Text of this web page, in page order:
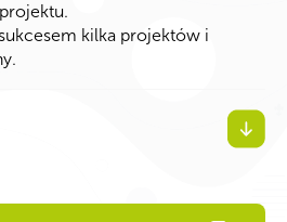
kilka projektów i